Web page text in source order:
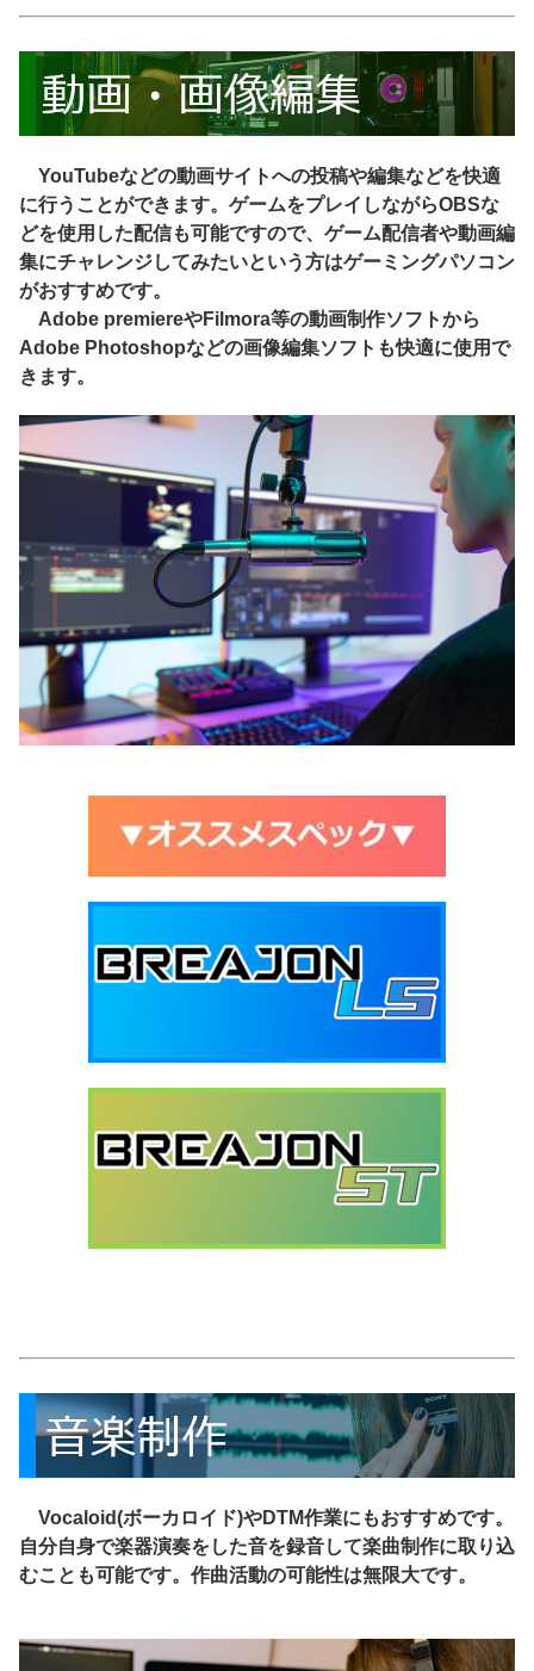
YouTubeなどの動画サイトへの投稿や編集などを快適
に行うことができます。ゲームをプレイしながらOBSな
どを使用した配信も可能ですので、ゲーム配信者や動画編
集にチャレンジしてみたいという方はゲーミングパソコン
がおすすめです。
Adobe premiereやFilmora等の動画制作ソフトから
Adobe Photoshopなどの画像編集ソフトも快適に使用で
きます。
Vocaloid(ボーカロイド)やDTM作業にもおすすめです。
自分自身で楽器演奏をした音を録音して楽曲制作に取り込
むことも可能です。作曲活動の可能性は無限大です。